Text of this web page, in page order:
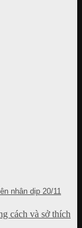
nhân dịp 20/11
cách và sở thích